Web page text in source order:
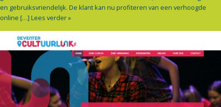
en gebruiksvriendelijk. De klant kan nu profiteren van een verhoogde
online […] Lees verder »